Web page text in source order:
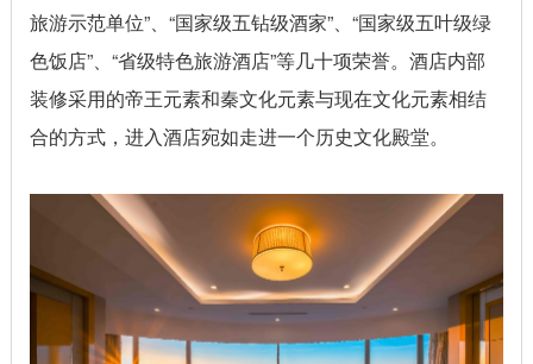
旅游示范单位”、“国家级五钻级酒家”、“国家级五叶级绿
色饭店”、“省级特色旅游酒店”等几十项荣誉。酒店内部
装修采用的帝王元素和秦文化元素与现在文化元素相结
合的方式，进入酒店宛如走进一个历史文化殿堂。